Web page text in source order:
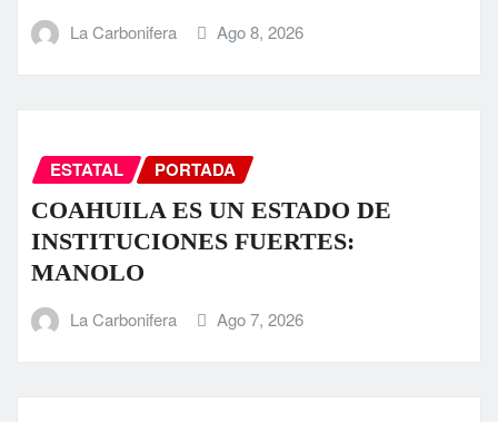
La Carbonifera Ago 8, 2026
ESTATAL PORTADA
COAHUILA ES UN ESTADO DE
INSTITUCIONES FUERTES:
MANOLO
La Carbonifera Ago 7, 2026